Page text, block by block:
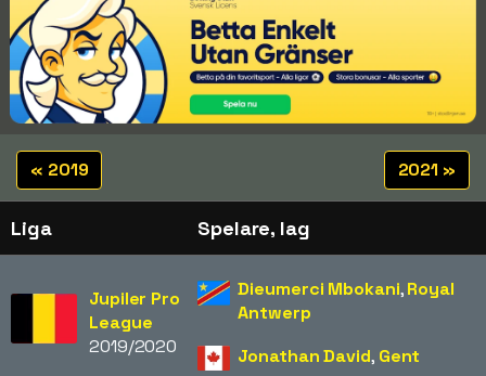
2021 »
« 2019
Liga Spelare, lag
Jupiler Pro
League
2019/2020
Dieumerci Mbokani,Royal
Antwerp
Jonathan David, Gent